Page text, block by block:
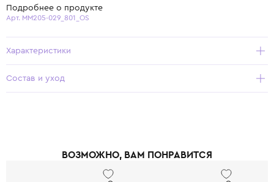
Подробнее о продукте
Арт. ММ205-029_801_OS
Характеристики
Состав и уход
ВОЗМОЖНО, ВАМ ПОНРАВИТСЯ